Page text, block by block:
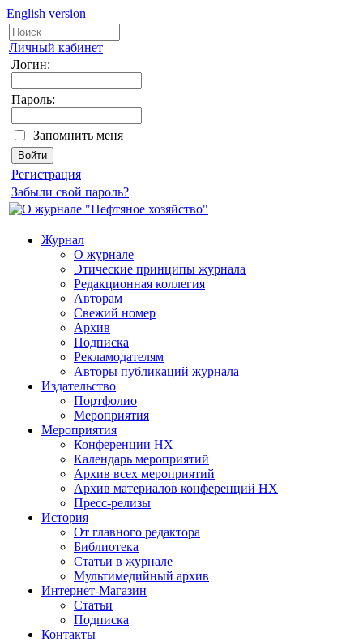
English version
Личный кабинет
Логин:
Пароль:
Запомнить меня
Регистрация
Забыли свой пароль?
Журнал
О журнале
Этические принципы журнала
Редакционная коллегия
Авторам
Свежий номер
Архив
Подписка
Рекламодателям
Авторы публикаций журнала
Издательство
Портфолио
Мероприятия
Мероприятия
Конференции НХ
Календарь мероприятий
Архив всех мероприятий
Архив материалов конференций НХ
Пресс-релизы
История
От главного редактора
Библиотека
Статьи в журнале
Мультимедийный архив
Интернет-Магазин
Статьи
Подписка
Контакты